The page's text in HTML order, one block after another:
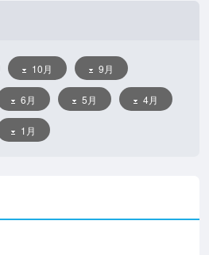
10月 9月
6月 5月 4月
1月